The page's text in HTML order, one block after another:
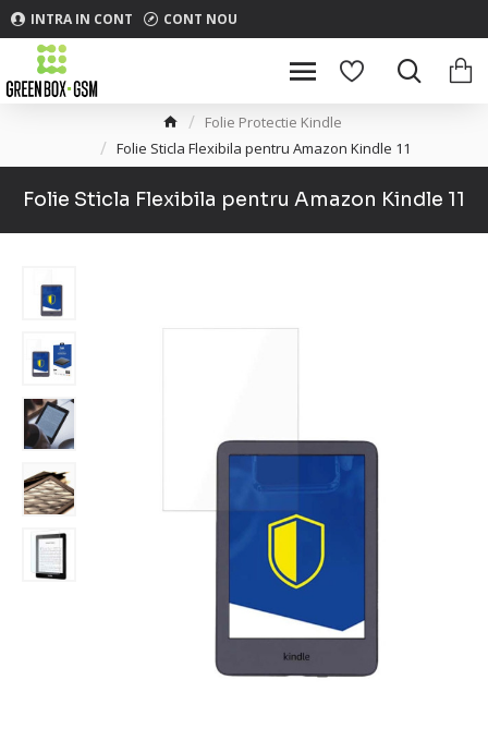
INTRA IN CONT CONT NOU
Folie Protectie Kindle
Folie Sticla Flexibila pentru Amazon Kindle 11
Folie Sticla Flexibila pentru Amazon Kindle 11